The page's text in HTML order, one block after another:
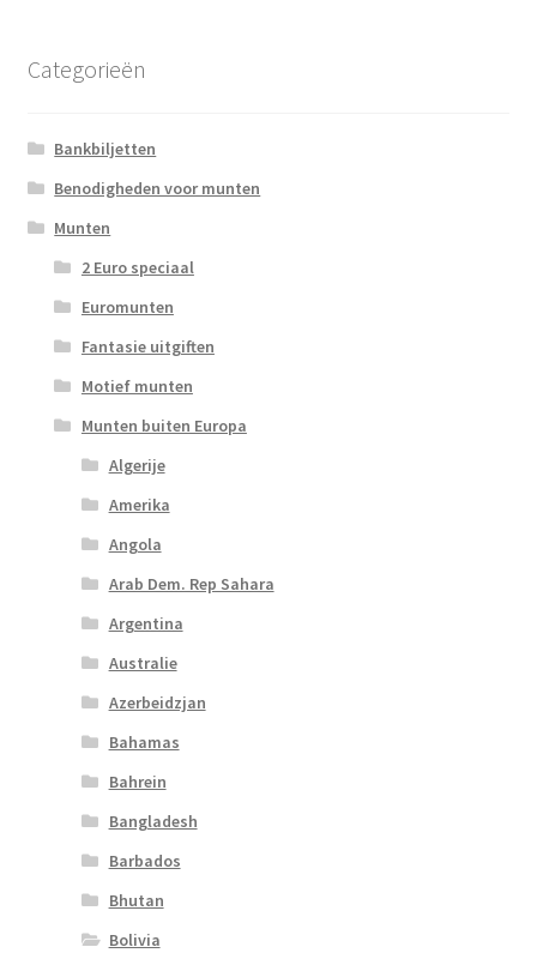
Categorieën
Bankbiljetten
Benodigheden voor munten
Munten
2 Euro speciaal
Euromunten
Fantasie uitgiften
Motief munten
Munten buiten Europa
Algerije
Amerika
Angola
Arab Dem. Rep Sahara
Argentina
Australie
Azerbeidzjan
Bahamas
Bahrein
Bangladesh
Barbados
Bhutan
Bolivia